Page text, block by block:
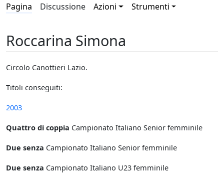
Pagina Discussione Azioni Strumenti
Roccarina Simona
Circolo Canottieri Lazio.
Titoli conseguiti:
2003
Quattro di coppia Campionato Italiano Senior femminile
Due senza Campionato Italiano Senior femminile
Due senza Campionato Italiano U23 femminile